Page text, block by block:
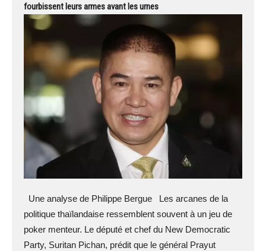
fourbissent leurs armes avant les urnes
Une analyse de Philippe Bergue Les arcanes de la
politique thaïlandaise ressemblent souvent à un jeu de
poker menteur. Le député et chef du New Democratic
Party, Suritan Pichan, prédit que le général Prayut